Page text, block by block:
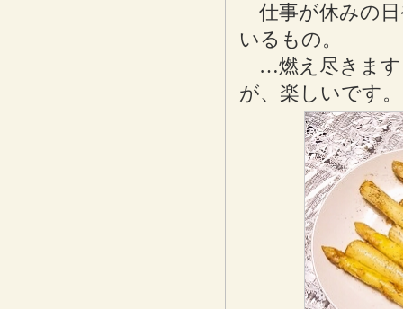
仕事が休みの日
いるもの。
…燃え尽きます
が、楽しいです。